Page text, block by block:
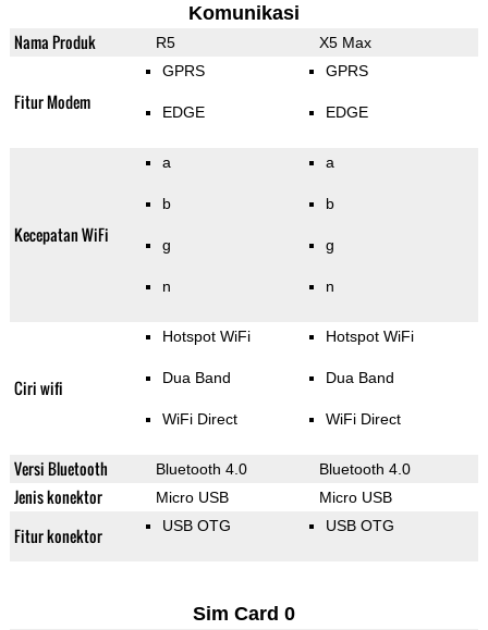
Komunikasi
Nama Produk R5 X5 Max
Fitur Modem
GPRS
EDGE
GPRS
EDGE
Kecepatan WiFi
a
b
g
n
a
b
g
n
Ciri wifi
Hotspot WiFi
Dua Band
WiFi Direct
Hotspot WiFi
Dua Band
WiFi Direct
Versi Bluetooth Bluetooth 4.0 Bluetooth 4.0
Jenis konektor Micro USB Micro USB
Fitur konektor USB OTG USB OTG
Sim Card 0